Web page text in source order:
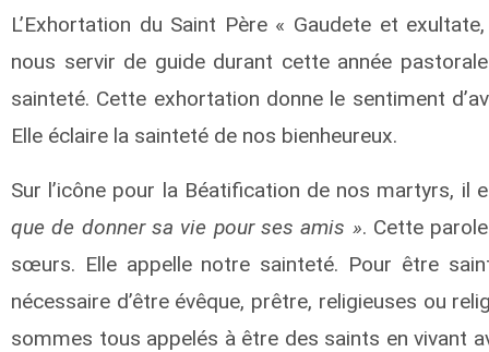
L’Exhortation du Saint Père « Gaudete et
nous servir de guide durant cette année
sainteté. Cette exhortation donne le sentiment
Elle éclaire la sainteté de nos bienheureux.
Sur l’icône pour la Béatification de nos martyrs, il
que de donner sa vie pour ses amis ». Cette
sœurs. Elle appelle notre sainteté. Pour être
nécessaire d’être évêque, prêtre, religieuses ou
sommes tous appelés à être des saints en vivant